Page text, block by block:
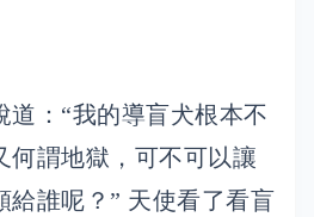
道：“我的導盲犬根本不
何謂地獄，可不可以讓
給誰呢？” 天使看了看盲